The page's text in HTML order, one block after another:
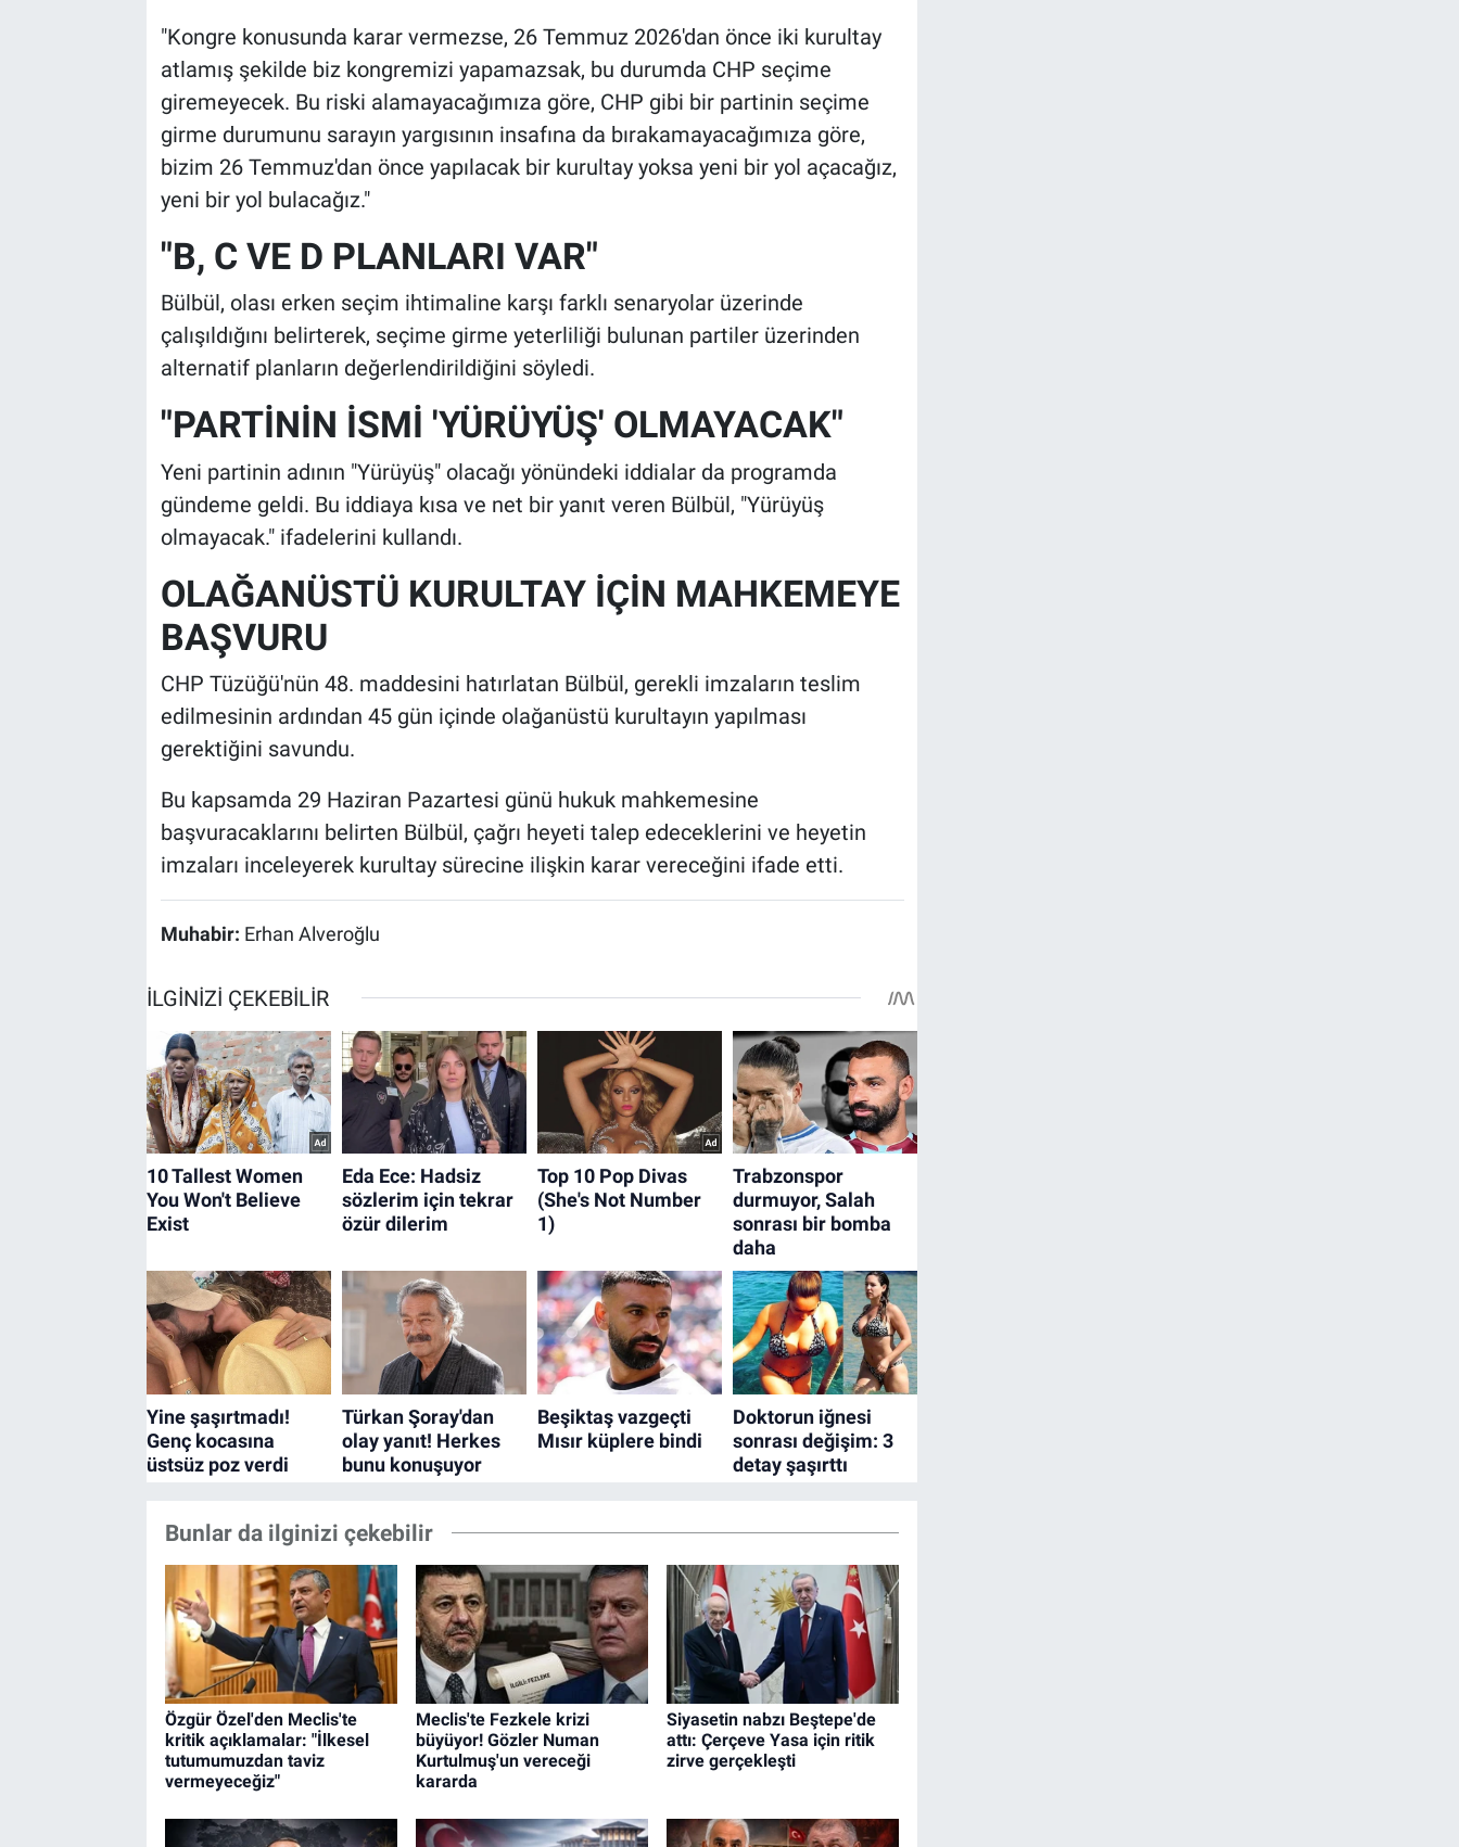
"Kongre konusunda karar vermezse, 26 Temmuz 2026'dan önce iki kurultay
atlamış şekilde biz kongremizi yapamazsak, bu durumda CHP seçime
giremeyecek. Bu riski alamayacağımıza göre, CHP gibi bir partinin seçime
girme durumunu sarayın yargısının insafına da bırakamayacağımıza göre,
bizim 26 Temmuz'dan önce yapılacak bir kurultay yoksa yeni bir yol açacağız,
yeni bir yol bulacağız."
"B, C VE D PLANLARI VAR"
Bülbül, olası erken seçim ihtimaline karşı farklı senaryolar üzerinde
çalışıldığını belirterek, seçime girme yeterliliği bulunan partiler üzerinden
alternatif planların değerlendirildiğini söyledi.
"PARTİNİN İSMİ 'YÜRÜYÜŞ' OLMAYACAK"
Yeni partinin adının "Yürüyüş" olacağı yönündeki iddialar da programda
gündeme geldi. Bu iddiaya kısa ve net bir yanıt veren Bülbül, "Yürüyüş
olmayacak." ifadelerini kullandı.
OLAĞANÜSTÜ KURULTAY İÇİN MAHKEMEYE
BAŞVURU
CHP Tüzüğü'nün 48. maddesini hatırlatan Bülbül, gerekli imzaların teslim
edilmesinin ardından 45 gün içinde olağanüstü kurultayın yapılması
gerektiğini savundu.
Bu kapsamda 29 Haziran Pazartesi günü hukuk mahkemesine
başvuracaklarını belirten Bülbül, çağrı heyeti talep edeceklerini ve heyetin
imzaları inceleyerek kurultay sürecine ilişkin karar vereceğini ifade etti.
Muhabir: Erhan Alveroğlu
Bunlar da ilginizi çekebilir
Özgür Özel'den Meclis'te
kritik açıklamalar: "İlkesel
tutumumuzdan taviz
vermeyeceğiz"
Meclis'te Fezkele krizi
büyüyor! Gözler Numan
Kurtulmuş'un vereceği
kararda
Siyasetin nabzı Beştepe'de
attı: Çerçeve Yasa için ritik
zirve gerçekleşti